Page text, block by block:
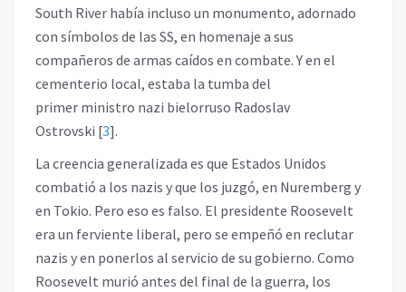
South River había incluso un monumento, adornado
con símbolos de las SS, en homenaje a sus
compañeros de armas caídos en combate. Y en el
cementerio local, estaba la tumba del
primer ministro nazi bielorruso Radoslav
Ostrovski [3].
La creencia generalizada es que Estados Unidos
combatió a los nazis y que los juzgó, en Nuremberg y
en Tokio. Pero eso es falso. El presidente Roosevelt
era un ferviente liberal, pero se empeñó en reclutar
nazis y en ponerlos al servicio de su gobierno. Como
Roosevelt murió antes del final de la guerra, los